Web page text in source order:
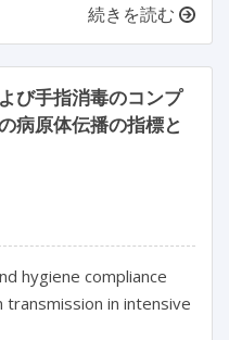
続きを読む
び手指消毒のコンプ
病原体伝播の指標と
hygiene compliance
in intensive